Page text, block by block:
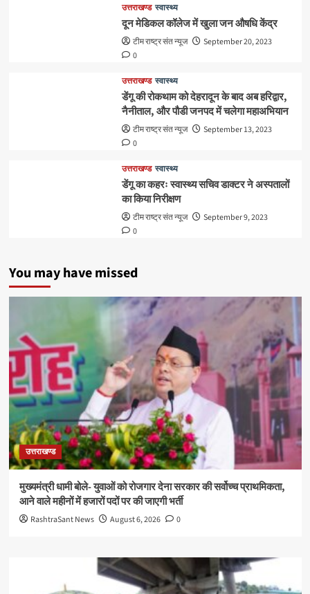
उत्तराखण्ड स्वास्थ्य
दून मेडिकल कॉलेज में खुला जन औषधि केंद्र
टीम राष्ट्र संत न्यूज
September 20, 2023
0
उत्तराखण्ड स्वास्थ्य
डेंगू की रोकथाम को देहरादून के बाद अब हरिद्वार,
नैनीताल, और पौडी जनपद में चलेगा महाअभियान
टीम राष्ट्र संत न्यूज
September 13, 2023
0
उत्तराखण्ड स्वास्थ्य
डेंगू का कहरः स्वास्थ्य सचिव डाक्टर ने अस्पतालों
का किया निरीक्षण
टीम राष्ट्र संत न्यूज
September 9, 2023
0
You may have missed
उत्तराखण्ड
मुख्यमंत्री धामी बोले- युवाओं को रोजगार देना सरकार की सर्वोच्च प्राथमिकता,
आने वाले महीनों में हजारों पदों पर की जाएगी भर्ती
RashtraSant News August 6, 2026 0